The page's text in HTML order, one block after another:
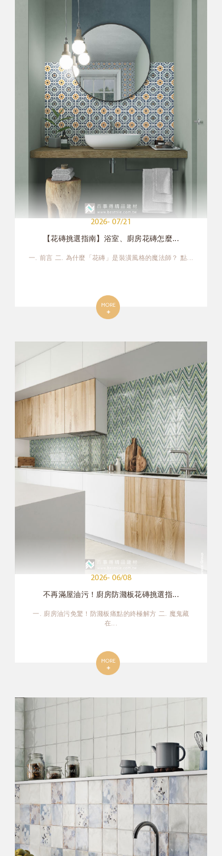
2026- 07/21
【花磚挑選指南】浴室、廚房花磚怎麼...
一. 前言 二. 為什麼「花磚」是裝潢風格的魔法師？ 點...
2026- 06/08
不再滿屋油污！廚房防濺板花磚挑選指...
一. 廚房油污免驚！防濺板痛點的終極解方 二. 魔鬼藏
在...